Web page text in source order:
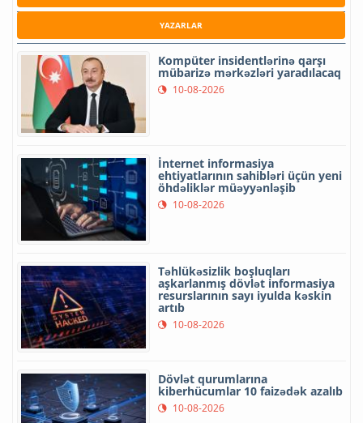
YAZARLAR
Kompüter insidentlərinə qarşı
mübarizə mərkəzləri yaradılacaq
10-08-2026
İnternet informasiya
ehtiyatlarının sahibləri üçün yeni
öhdəliklər müəyyənləşib
10-08-2026
Təhlükəsizlik boşluqları
aşkarlanmış dövlət informasiya
resurslarının sayı iyulda kəskin
artıb
10-08-2026
Dövlət qurumlarına
kiberhücumlar 10 faizədək azalıb
10-08-2026